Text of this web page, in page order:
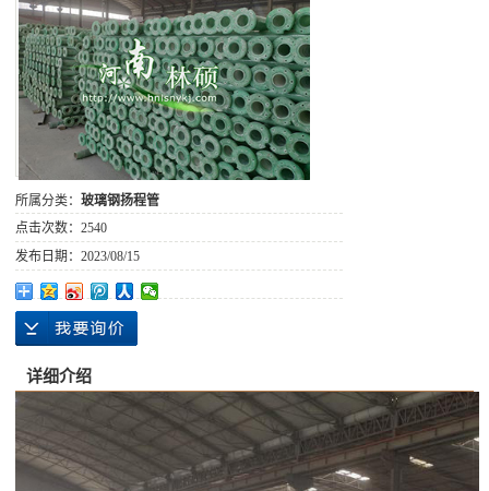
所属分类： 玻璃钢扬程管
点击次数： 2540
发布日期： 2023/08/15
详细介绍